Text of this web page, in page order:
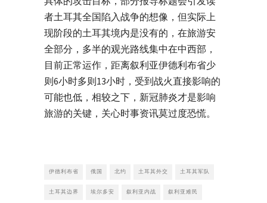
者土耳其全国陷入战争的想像，但实际上
现阶段的土耳其境内是没有的，在旅游安
全部分，多半的观光路线集中在中西部，
目前正常运作，距离叙利亚伊德利布省少
则6小时多则13小时，受到战火直接影响的
可能也低，相较之下，新冠肺炎才是影响
旅游的关键，关心时事资讯莫过度恐慌。
伊德利布省 俄国 北约 土耳其外交 土耳其军队
土耳其边界 埃尔多安 叙利亚内战 叙利亚难民